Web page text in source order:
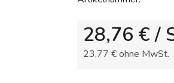
28,76 €/
23,77 € ohne MwSt.